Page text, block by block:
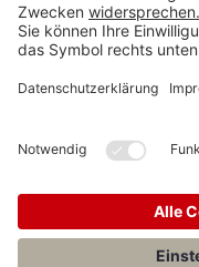
BECK Stellenmarkt